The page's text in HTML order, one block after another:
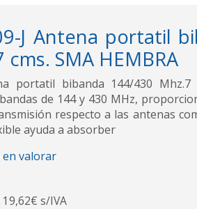
J Antena portatil
SMA HEMBRA
portatil bibanda 144/430 Mhz.7
de 144 y 430 MHz,
respecto a las antenas
ayuda a absorber
en valorar
19,62€ s/IVA